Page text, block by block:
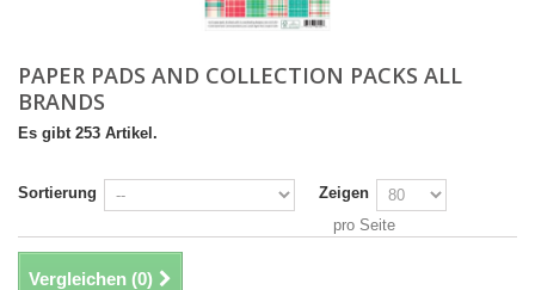
PAPER PADS AND COLLECTION PACKS ALL
BRANDS
Es gibt 253 Artikel.
Sortierung
Zeigen
pro Seite
Vergleichen (0)